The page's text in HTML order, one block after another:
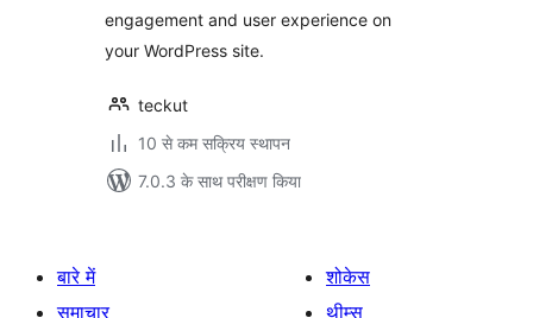
engagement and user experience on
your WordPress site.
teckut
10 से कम सक्रिय स्थापन
7.0.3 के साथ परीक्षण किया
बारे में
समाचार
शोकेस
थीम्स